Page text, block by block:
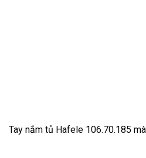
Tay nắm tủ Hafele 106.70.185